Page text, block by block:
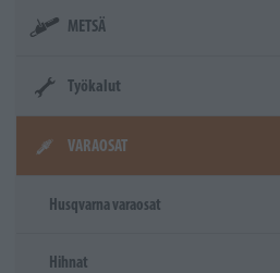
METSÄ
Työkalut
VARAOSAT
Husqvarna varaosat
Hihnat